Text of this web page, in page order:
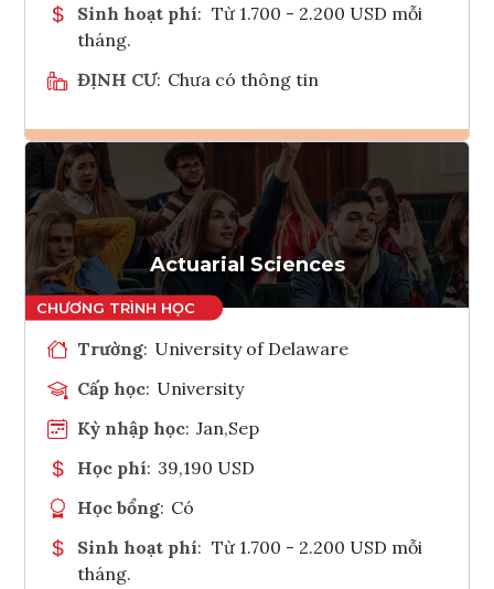
Sinh hoạt phí: Từ 1.700 - 2.200 USD mỗi
tháng.
ĐỊNH CƯ: Chưa có thông tin
Ghi danh
Tham vấn Interlink
Actuarial Sciences
Trường: University of Delaware
Cấp học: University
Kỳ nhập học: Jan,Sep
Học phí: 39,190 USD
Học bổng: Có
Sinh hoạt phí: Từ 1.700 - 2.200 USD mỗi
tháng.